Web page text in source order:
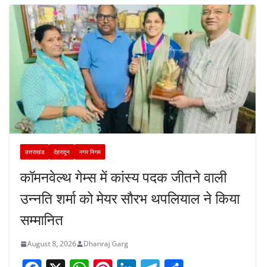
उत्तराखंड देहरादून नगर निगम
कॉमनवेल्थ गेम्स में कांस्य पदक जीतने वाली
उन्नति शर्मा को मेयर सौरभ थपलियाल ने किया
सम्मानित
August 8, 2026 Dhanraj Garg